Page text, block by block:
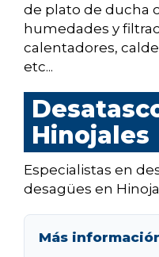
de plato de ducha
humedades y
calentadores,
etc...
Hinojales
Especialistas en
desagües en
Más